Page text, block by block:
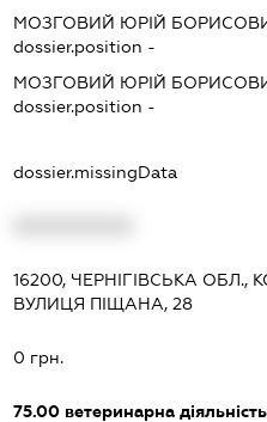
МОЗГОВИЙ ЮРІЙ
dossier.position -
МОЗГОВИЙ ЮРІЙ
dossier.position -
dossier.missingData
16200, ЧЕРНІГІВСЬКА
ВУЛИЦЯ ПІЩАНА, 28
0 грн.
75.00 ветеринарна діяльність